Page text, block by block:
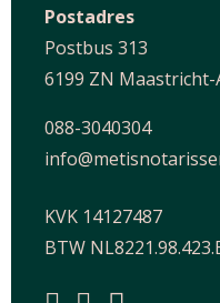
Postadres
Postbus 313
6199 ZN
088-3040304
KVK 14127487
BTW